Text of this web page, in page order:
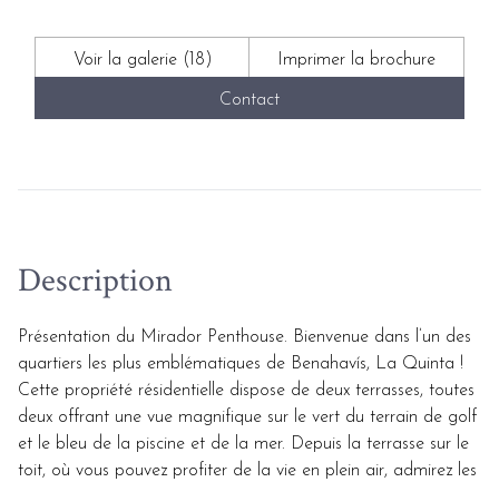
Voir la galerie (18) Imprimer la brochure
Contact
Description
Présentation du Mirador Penthouse. Bienvenue dans l’un des
quartiers les plus emblématiques de Benahavís, La Quinta !
Cette propriété résidentielle dispose de deux terrasses, toutes
deux offrant une vue magnifique sur le vert du terrain de golf
et le bleu de la piscine et de la mer. Depuis la terrasse sur le
toit, où vous pouvez profiter de la vie en plein air, admirez les